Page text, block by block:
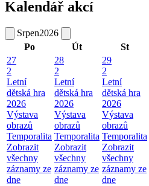
Kalendář akcí
Srpen2026
Po
Út St
27
2
Letní
dětská hra
2026
Výstava
obrazů
Temporalita
Zobrazit
všechny
záznamy ze
dne
28
2
Letní
dětská hra
2026
Výstava
obrazů
Temporalita
Zobrazit
všechny
záznamy ze
dne
29
2
Letní
dětská hra
2026
Výstava
obrazů
Temporalita
Zobrazit
všechny
záznamy ze
dne